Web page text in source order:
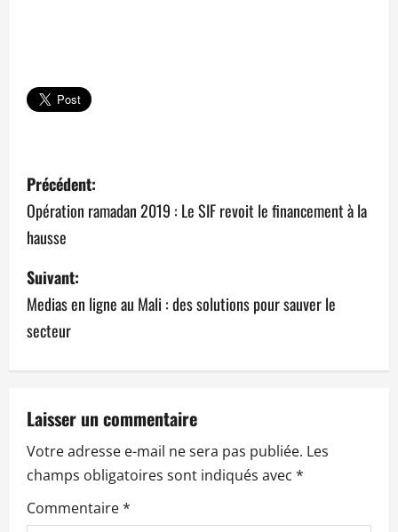
N
a
v
i
g
a
i
o
n
Précédent:
Opération ramadan 2019 : Le SIF revoit le financement à la
hausse
Suivant:
Medias en ligne au Mali : des solutions pour sauver le
secteur
Laisser un commentaire
Votre adresse e-mail ne sera pas publiée. Les
champs obligatoires sont indiqués avec *
Commentaire*